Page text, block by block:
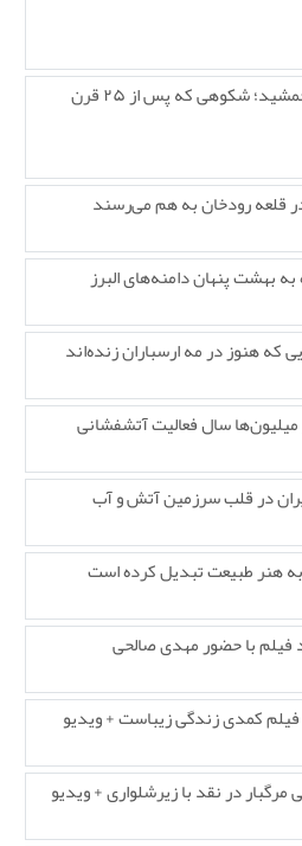
۱۰ حقیقت جالب درباره تخت جمشید؛ شکوهی که پس از ۲۵ قرن
قلعه رودخان به هم می‌رسند
بهشت پنهان دامنه‌های البرز
که هنوز در مه ارسباران زنده‌اند
میلیون‌ها سال فعالیت آتشفشانی
در قلب سرزمین آتش و آب
هنر طبیعت تبدیل کرده است
فیلم با حضور مهدی صالحی
کمدی زندگی زیباست + ویدیو
مرگبار در نقد با زیرشلواری + ویدیو